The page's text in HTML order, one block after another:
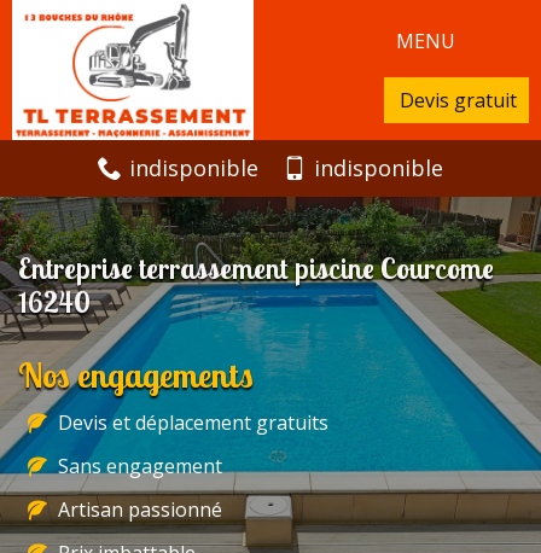
MENU
Devis gratuit
indisponible indisponible
Entreprise terrassement piscine Courcome
16240
Nos engagements
Devis et déplacement gratuits
Sans engagement
Artisan passionné